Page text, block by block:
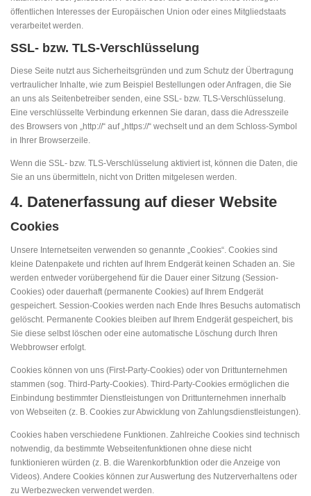
öffentlichen Interesses der Europäischen Union oder eines Mitgliedstaats
verarbeitet werden.
SSL- bzw. TLS-Verschlüsselung
Diese Seite nutzt aus Sicherheitsgründen und zum Schutz der Übertragung
vertraulicher Inhalte, wie zum Beispiel Bestellungen oder Anfragen, die Sie
an uns als Seitenbetreiber senden, eine SSL- bzw. TLS-Verschlüsselung.
Eine verschlüsselte Verbindung erkennen Sie daran, dass die Adresszeile
des Browsers von „http://“ auf „https://“ wechselt und an dem Schloss-Symbol
in Ihrer Browserzeile.
Wenn die SSL- bzw. TLS-Verschlüsselung aktiviert ist, können die Daten, die
Sie an uns übermitteln, nicht von Dritten mitgelesen werden.
4. Datenerfassung auf dieser Website
Cookies
Unsere Internetseiten verwenden so genannte „Cookies“. Cookies sind
kleine Datenpakete und richten auf Ihrem Endgerät keinen Schaden an. Sie
werden entweder vorübergehend für die Dauer einer Sitzung (Session-
Cookies) oder dauerhaft (permanente Cookies) auf Ihrem Endgerät
gespeichert. Session-Cookies werden nach Ende Ihres Besuchs automatisch
gelöscht. Permanente Cookies bleiben auf Ihrem Endgerät gespeichert, bis
Sie diese selbst löschen oder eine automatische Löschung durch Ihren
Webbrowser erfolgt.
Cookies können von uns (First-Party-Cookies) oder von Drittunternehmen
stammen (sog. Third-Party-Cookies). Third-Party-Cookies ermöglichen die
Einbindung bestimmter Dienstleistungen von Drittunternehmen innerhalb
von Webseiten (z. B. Cookies zur Abwicklung von Zahlungsdienstleistungen).
Cookies haben verschiedene Funktionen. Zahlreiche Cookies sind technisch
notwendig, da bestimmte Webseitenfunktionen ohne diese nicht
funktionieren würden (z. B. die Warenkorbfunktion oder die Anzeige von
Videos). Andere Cookies können zur Auswertung des Nutzerverhaltens oder
zu Werbezwecken verwendet werden.